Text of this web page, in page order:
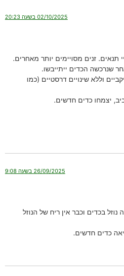
02/10/2025 בשעה 20:23
תנאים. זנים מסויימים יותר מאחרים.
שנרכשה הכדים ייתייבשו.
וללא שינויים דרסטיים (כמו
יצמחו כדים חדשים.
26/09/2025 בשעה 9:08
בכדים וכבר אין ריח של הנוזל
כדים חדשים.